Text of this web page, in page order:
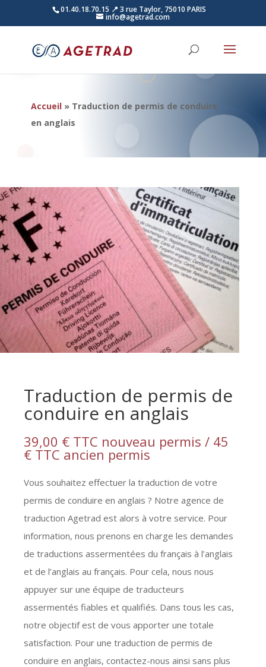
01.40.18.70.15 📍 3 rue Taylor, 75010 PARIS
info@agetrad.com
Accueil» Traduction de permis de conduire
en anglais
Traduction de permis de
conduire en anglais
39,00 € TTC nouveau permis / 45
€ TTC ancien permis
Vous souhaitez effectuer la traduction de votre
permis de conduire en anglais ? Notre agence de
traduction Agetrad est alors à votre service. Pour
information, nous prenons en charge les demandes
de traductions assermentées du français à l’anglais
et de l’anglais au français. Pour cela, nous nous
appuyer sur une équipe de traducteurs
assermentés fiables et qualifiés. Dans tous les cas,
notre objectif est de vous apporter une totale
satisfaction. Pour une traduction de permis de
conduire en anglais, contactez-nous ainsi sans plus